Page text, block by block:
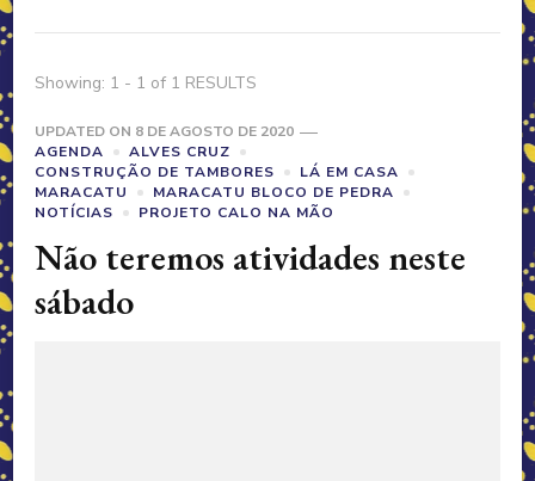
Showing: 1 - 1 of 1 RESULTS
UPDATED ON 8 DE AGOSTO DE 2020
AGENDA
ALVES CRUZ
CONSTRUÇÃO DE TAMBORES
LÁ EM CASA
MARACATU
MARACATU BLOCO DE PEDRA
NOTÍCIAS
PROJETO CALO NA MÃO
Não teremos atividades neste
sábado